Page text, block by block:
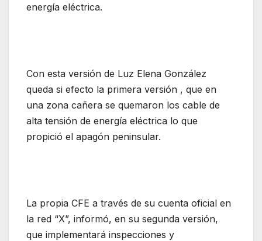
energía eléctrica.
Con esta versión de Luz Elena González
queda si efecto la primera versión , que en
una zona cañera se quemaron los cable de
alta tensión de energía eléctrica lo que
propició el apagón peninsular.
La propia CFE a través de su cuenta oficial en
la red “X”, informó, en su segunda versión,
que implementará inspecciones y